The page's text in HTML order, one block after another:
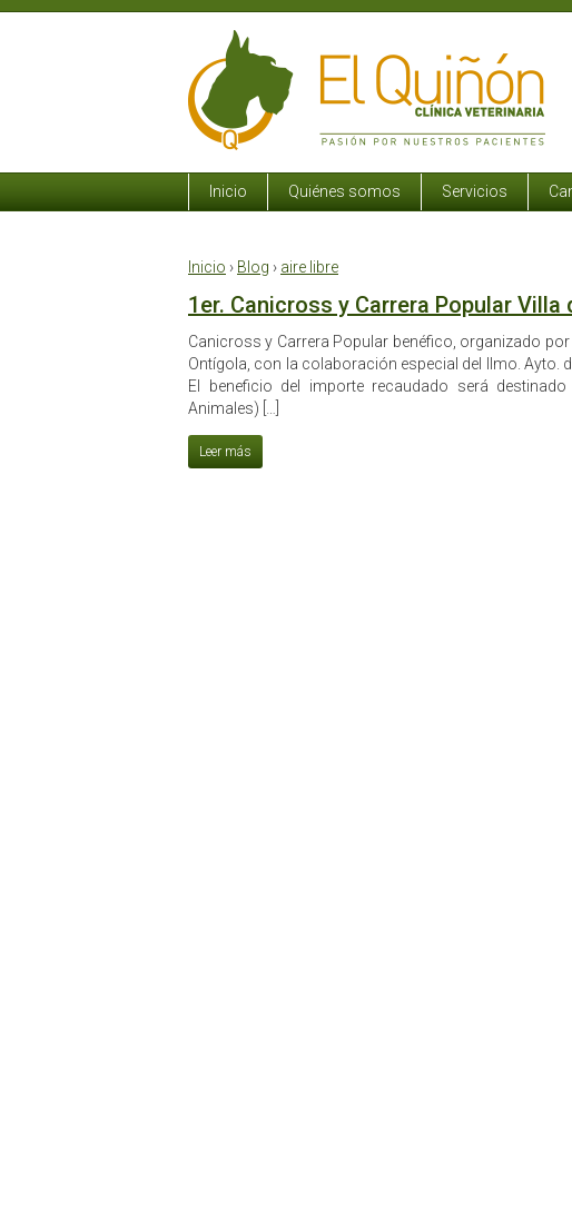
Inicio Quiénes somos Servicios
Inicio › Blog › aire libre
1er. Canicross y Carrera Popular Villa
Canicross y Carrera Popular benéfico, organizado por
Ontígola, con la colaboración especial del Ilmo. Ayto.
El beneficio del importe recaudado será
Animales) […]